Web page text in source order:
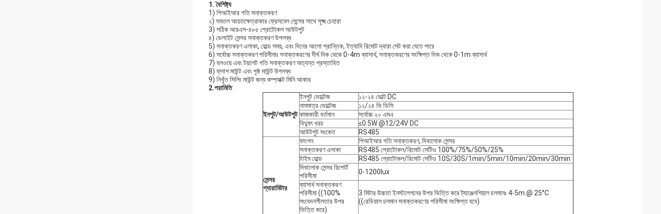
1. বৈশিষ্ট্য
1) পিআইআর গতি সনাক্তকরণ
২) সমতল আয়তক্ষেত্রাকার ফ্রেসনেল লেন্সের সাথে সূক্ষ্ম চেহারা
3) সঠিক আরএস-৪৮৫ প্রোটোকল আউটপুট
৪) ডেলাইট সেন্সর সনাক্তকরণ উপলব্ধ
5) সনাক্তকরণ এলাকা, হোল্ড সময়, এবং দিনের আলো প্রান্তিক, ইত্যাদি রিমোট দ্বারা সেট করা যেতে পারে
6) সর্বোচ্চ সনাক্তকরণ পরিসীমাঃ সনাক্তকরণের দীর্ঘ দিক থেকে 0-4m ব্যাসার্ধ, সনাক্তকরণের সংক্ষিপ্ত দিক থেকে 0-1m ব্যাসার্ধ
7) হলওয়ে এবং টয়লেট গতি সনাক্তকরণ অত্যন্ত প্রস্তাবিত
8) ফ্লাশ মাউন্ট এবং পৃষ্ঠ মাউন্ট উপলব্ধ
9) নিখুঁত সিলিং মাউন্ট জন্য কম্প্যাক্ট মিনি আকার
2.পরামিতি
ইনপুট/আউটপুট
ইনপুট ভোল্টেজ
১২-২৪ ভোল্ট DC
নামমাত্র ভোল্টেজ
১২/২৪ ভি ডিসি
কাজকারী বর্তমান
সর্বোচ্চ ২০ এমএ
বিদ্যুৎ খরচ
≤0.5W @12/24V DC
আউটপুট সংকেত
RS485
সেন্সর
প্যারামিটার
ফাংশন
পিআইআর গতি সনাক্তকরণ, দিবালোক সেন্সর
সনাক্তকরণ এলাকা
RS485 প্রোটোকল/রিমোট সেটিংঃ 100%/75%/50%/25%
টাইম হোল্ড
RS485 প্রোটোকল/রিমোট সেটিংঃ 10S/30S/1min/5min/10min/20min/30min
দিবালোক সেন্সর রিপোর্ট
পরিসীমা
0-1200lux
ব্যাসার্ধ সনাক্তকরণ
পরিসীমা ((100%
সংবেদনশীলতার উপর
ভিত্তি করে)
3 মিটার উচ্চতা ইনস্টলেশনের উপর ভিত্তি করে ট্যাঞ্জেনশিয়াল চলমানঃ 4-5m @ 25°C
((রেডিয়াল চলমান সনাক্তকরণের পরিসীমা সংক্ষিপ্ত হবে)